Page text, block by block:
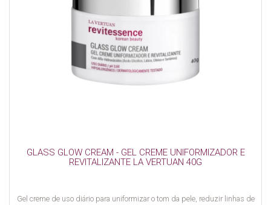
GLASS GLOW CREAM - GEL CREME UNIFORMIZADOR E
REVITALIZANTE LA VERTUAN 40G
Gel creme de uso diário para uniformizar o tom da pele, reduzir linhas de